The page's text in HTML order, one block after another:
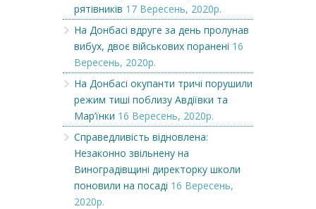
рятівників 17 Вересень, 2020р.
На Донбасі вдруге за день пролунав
вибух, двоє військових поранені 16
Вересень, 2020р.
На Донбасі окупанти тричі порушили
режим тиші поблизу Авдіївки та
Мар’їнки 16 Вересень, 2020р.
Справедливість відновлена:
Незаконно звільнену на
Виноградівщині директорку школи
поновили на посаді 16 Вересень,
2020р.